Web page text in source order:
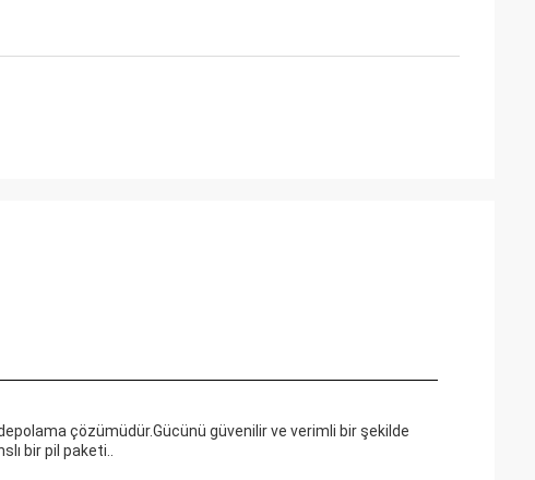
çözümüdür.Gücünü güvenilir ve verimli bir şekilde
bir pil paketi..